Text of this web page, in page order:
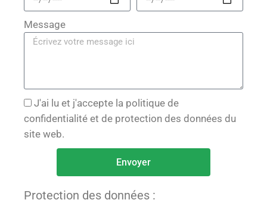
Message
J'ai lu et j'accepte la politique de
confidentialité et de protection des données du
site web.
Envoyer
lProtection des données :